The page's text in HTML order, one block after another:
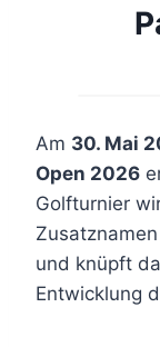
Am 30. Mai
Open 2026
Golfturnier
Zusatznamen
und knüpft
Entwicklung